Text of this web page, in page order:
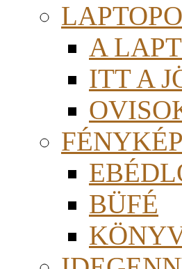
A
ITT A
BÜFÉ